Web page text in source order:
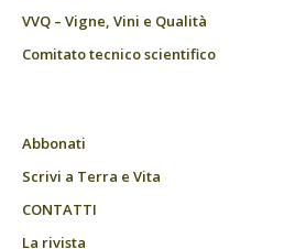
VVQ – Vigne, Vini e Qualità
Comitato tecnico scientifico
Abbonati
Scrivi a Terra e Vita
CONTATTI
La rivista